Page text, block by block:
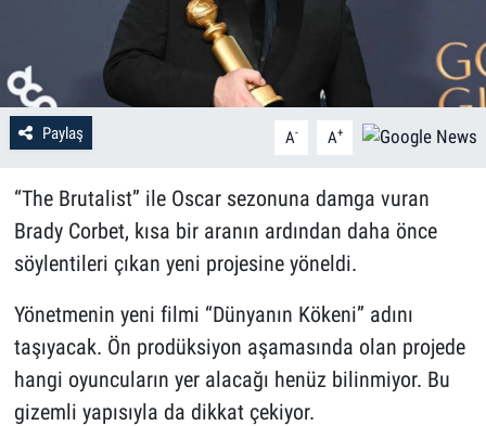
Paylaş A- A+
“The Brutalist” ile Oscar sezonuna damga vuran
Brady Corbet, kısa bir aranın ardından daha önce
söylentileri çıkan yeni projesine yöneldi.
Yönetmenin yeni filmi “Dünyanın Kökeni” adını
taşıyacak. Ön prodüksiyon aşamasında olan projede
hangi oyuncuların yer alacağı henüz bilinmiyor. Bu
gizemli yapısıyla da dikkat çekiyor.